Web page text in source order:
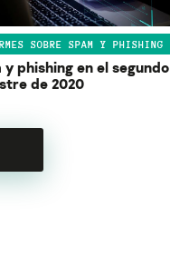
SOBRE SPAM Y PHISHING
y phishing en el segundo
de 2020